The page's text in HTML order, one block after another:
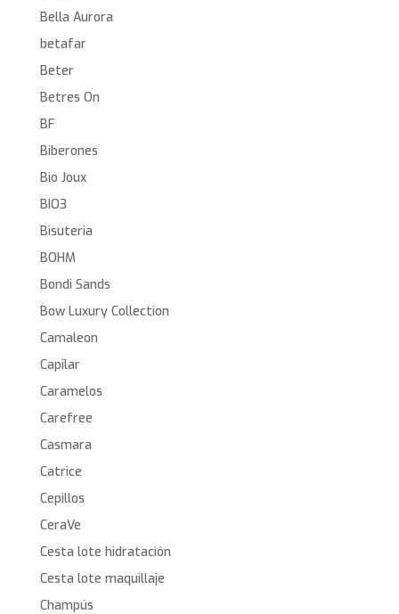
Bella Aurora
betafar
Beter
Betres On
BF
Biberones
Bio Joux
BIO3
Bisuteria
BOHM
Bondi Sands
Bow Luxury Collection
Camaleon
Capilar
Caramelos
Carefree
Casmara
Catrice
Cepillos
CeraVe
Cesta lote hidratación
Cesta lote maquillaje
Champús